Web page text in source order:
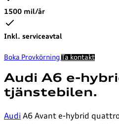
1500 mil/år
Inkl. serviceavtal
Boka Provkörning Ta kontakt
Audi A6 e-
tjänstebilen.
Audi A6 Avant e-hybrid